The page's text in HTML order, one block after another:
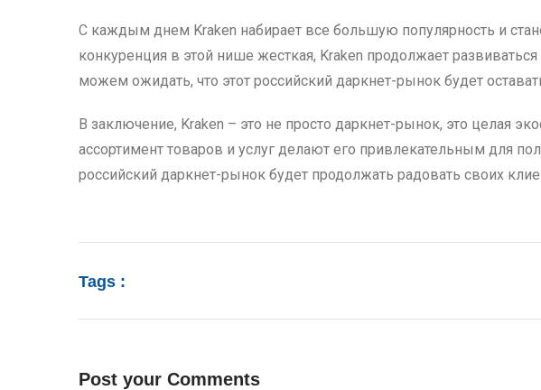
С каждым днем Kraken набирает все большую популярность и
конкуренция в этой нише жесткая, Kraken продолжает
можем ожидать, что этот российский даркнет-рынок будет
В заключение, Kraken – это не просто даркнет-рынок, это целая
ассортимент товаров и услуг делают его привлекательным для
российский даркнет-рынок будет продолжать радовать своих
Tags :
Post your Comments